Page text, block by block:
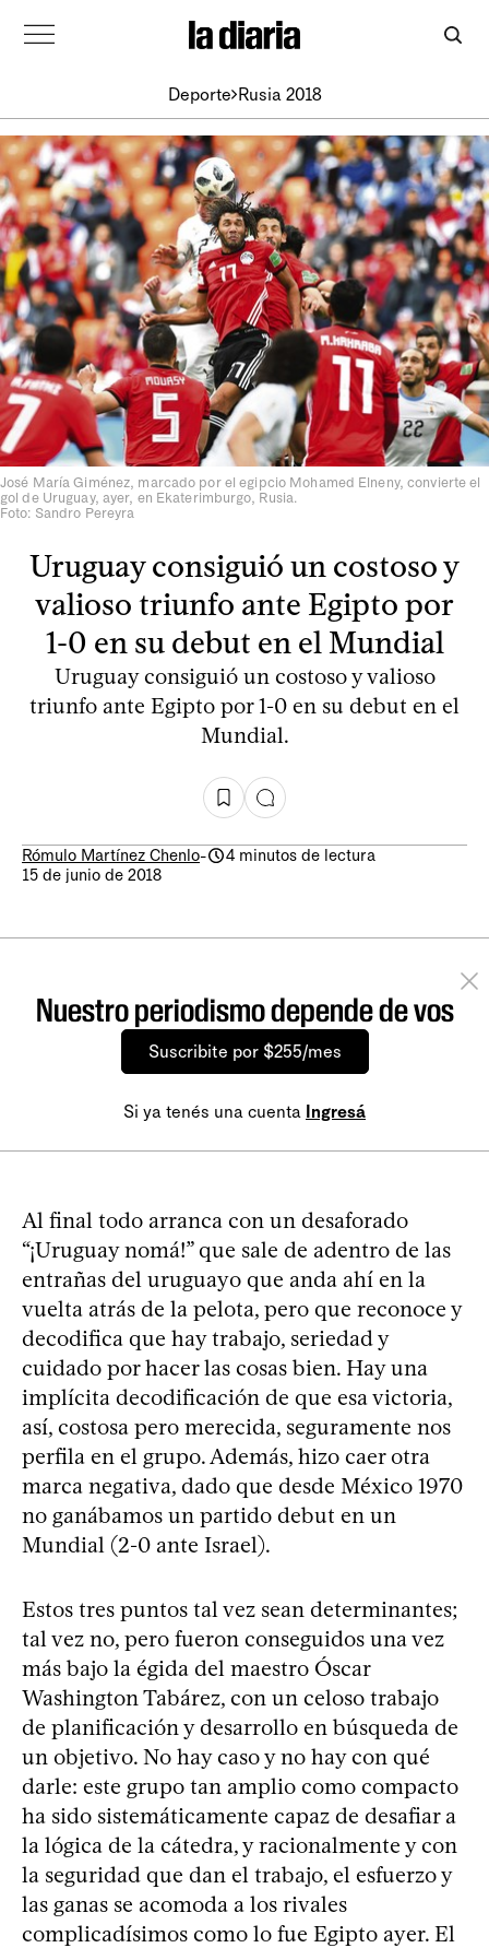
Deporte Rusia 2018
José María Giménez, marcado por el egipcio Mohamed Elneny, convierte el
gol de Uruguay, ayer, en Ekaterimburgo, Rusia.
Foto: Sandro Pereyra
Uruguay consiguió un costoso y
valioso triunfo ante Egipto por
1-0 en su debut en el Mundial
Uruguay consiguió un costoso y valioso
triunfo ante Egipto por 1-0 en su debut en el
Mundial.
Rómulo Martínez Chenlo-
4 minutos de lectura
15 de junio de 2018
Nuestro periodismo depende de vos
Suscribite por $255/mes
Si ya tenés una cuenta Ingresá
Al final todo arranca con un desaforado
“¡Uruguay nomá!” que sale de adentro de las
entrañas del uruguayo que anda ahí en la
vuelta atrás de la pelota, pero que reconoce y
decodifica que hay trabajo, seriedad y
cuidado por hacer las cosas bien. Hay una
implícita decodificación de que esa victoria,
así, costosa pero merecida, seguramente nos
perfila en el grupo. Además, hizo caer otra
marca negativa, dado que desde México 1970
no ganábamos un partido debut en un
Mundial (2-0 ante Israel).
Estos tres puntos tal vez sean determinantes;
tal vez no, pero fueron conseguidos una vez
más bajo la égida del maestro Óscar
Washington Tabárez, con un celoso trabajo
de planificación y desarrollo en búsqueda de
un objetivo. No hay caso y no hay con qué
darle: este grupo tan amplio como compacto
ha sido sistemáticamente capaz de desafiar a
la lógica de la cátedra, y racionalmente y con
la seguridad que dan el trabajo, el esfuerzo y
las ganas se acomoda a los rivales
complicadísimos como lo fue Egipto ayer. El